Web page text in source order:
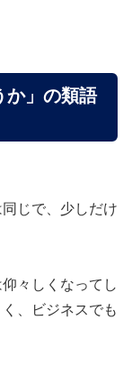
か」の類語
じで、少しだけ
仰々しくなってし
、ビジネスでも